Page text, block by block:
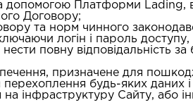
допомогою Платформи Lading,
Договору;
та норм чинного
логін і пароль
нести повну відповідальність
призначене для
будь-яких даних
інфраструктуру Сайту, або